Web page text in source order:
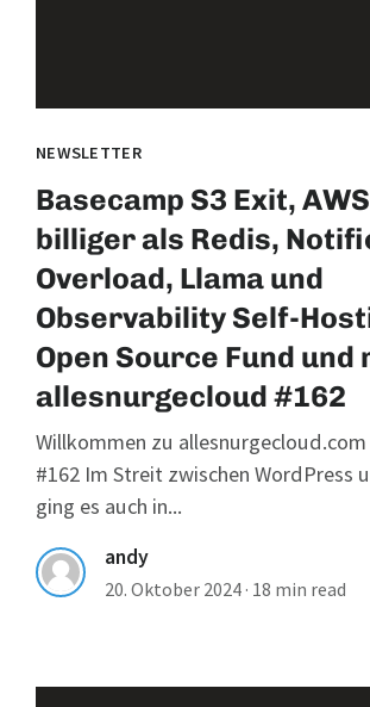
NEWSLETTER
Basecamp S3 Exit,
billiger als Redis,
Overload, Llama und
Observability Self-
Open Source Fund und
allesnurgecloud #162
Willkommen zu allesnurgecloud.com
#162 Im Streit zwischen WordPress
ging es auch in...
andy
20. Oktober 2024 · 18 min read